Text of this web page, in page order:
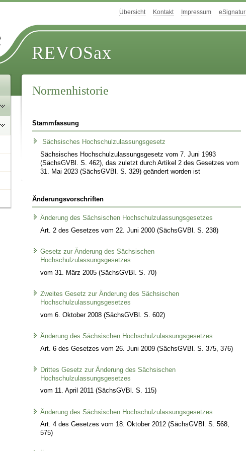
Übersicht Kontakt Impressum eSignatur
REVOSax
Normenhistorie
Stammfassung
Sächsisches Hochschulzulassungsgesetz
Sächsisches Hochschulzulassungsgesetz vom 7. Juni 1993
(SächsGVBl. S. 462), das zuletzt durch Artikel 2 des Gesetzes vom
31. Mai 2023 (SächsGVBl. S. 329) geändert worden ist
Änderungsvorschriften
Änderung des Sächsischen Hochschulzulassungsgesetzes
Art. 2 des Gesetzes vom 22. Juni 2000 (SächsGVBl. S. 238)
Gesetz zur Änderung des Sächsischen
Hochschulzulassungsgesetzes
vom 31. März 2005 (SächsGVBl. S. 70)
Zweites Gesetz zur Änderung des Sächsischen
Hochschulzulassungsgesetzes
vom 6. Oktober 2008 (SächsGVBl. S. 602)
Änderung des Sächsischen Hochschulzulassungsgesetzes
Art. 6 des Gesetzes vom 26. Juni 2009 (SächsGVBl. S. 375, 376)
Drittes Gesetz zur Änderung des Sächsischen
Hochschulzulassungsgesetzes
vom 11. April 2011 (SächsGVBl. S. 115)
Änderung des Sächsischen Hochschulzulassungsgesetzes
Art. 4 des Gesetzes vom 18. Oktober 2012 (SächsGVBl. S. 568,
575)